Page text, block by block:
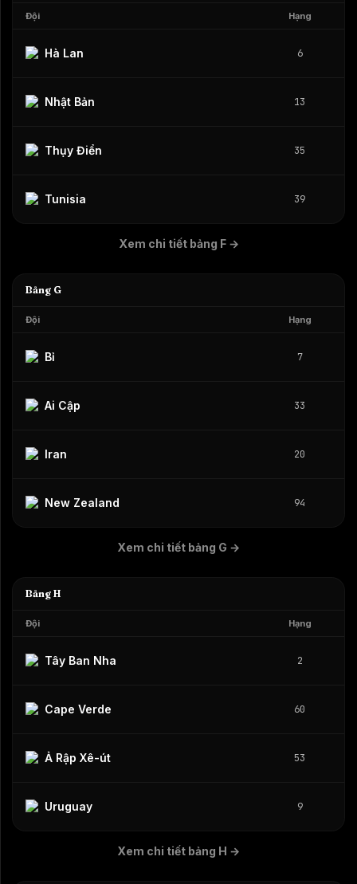
Đội Hạng
Hà Lan 6
Nhật Bản 13
Thụy Điển 35
Tunisia 39
Xem chi tiết bảng F→
Bảng G
Đội Hạng
Bỉ 7
Ai Cập 33
Iran 20
New Zealand 94
Xem chi tiết bảng G →
Bảng H
Đội Hạng
Tây Ban Nha 2
Cape Verde 60
Ả Rập Xê-út 53
Uruguay 9
Xem chi tiết bảng H →